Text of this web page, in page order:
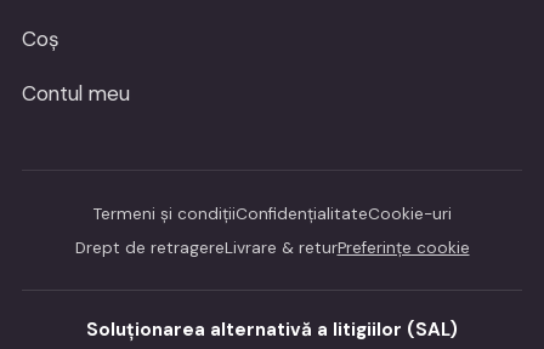
Coș
Contul meu
Termeni și condițiiConfidențialitateCookie-uri
Drept de retragereLivrare & returPreferințe cookie
Soluționarea alternativă a litigiilor (SAL)